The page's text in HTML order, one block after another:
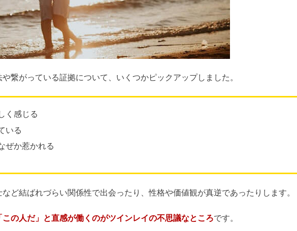
イは歯並び・目でわかる？顔が思い出せないのはなぜ？
の法則を信じた結果｜本当だった？恋愛がすごすぎは嘘？
①初めて会った感じがしない
②そばにいる感覚がずっとある
③一緒にいると時間が経つのが早い
④頭から離れない・ずっと考える
⑤ハートチャクラの動悸が激しくなる
ツインレイと出会った瞬間の男性の反応は？
うやってわかるの？繋がっている証拠とは